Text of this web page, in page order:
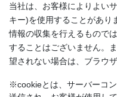
当社は、お客様によりよい
キー)を使用することがあり
情報の収集を行えるもので
することはございません。
望されない場合は、ブラウ
※cookieとは、サーバーコ
「キリコ」とよばれる直方
を練り歩きます。豪快な宇